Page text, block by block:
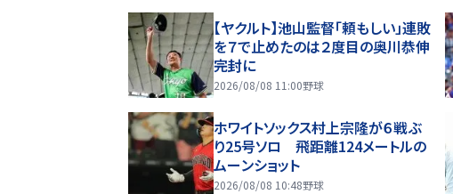
【ヤクルト】池山監督「頼もしい」連敗
を７で止めたのは２度目の奥川恭伸
完封に
2026/08/08 11:00野球
ホワイトソックス村上宗隆が６戦ぶ
り25号ソロ 飛距離124メートルの
ムーンショット
2026/08/08 10:48野球